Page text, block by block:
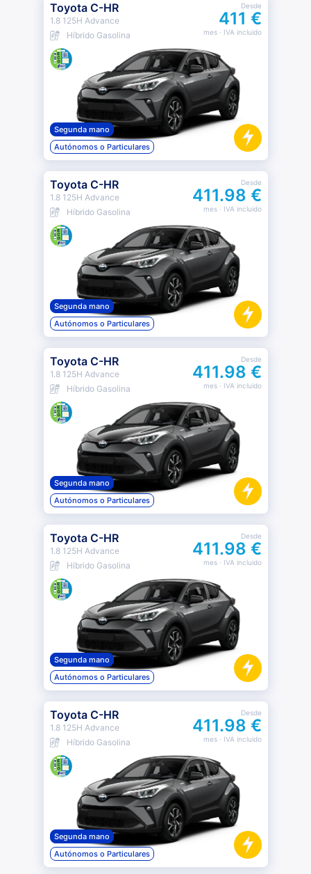
Toyota C-HR
1.8 125H Advance
Híbrido Gasolina
Desde
411 €
mes· IVA incluido
Segunda mano
Autónomos o Particulares
Toyota C-HR
1.8 125H Advance
Híbrido Gasolina
Desde
411.98 €
mes· IVA incluido
Segunda mano
Autónomos o Particulares
Toyota C-HR
1.8 125H Advance
Híbrido Gasolina
Desde
411.98 €
mes· IVA incluido
Segunda mano
Autónomos o Particulares
Toyota C-HR
1.8 125H Advance
Híbrido Gasolina
Desde
411.98 €
mes· IVA incluido
Segunda mano
Autónomos o Particulares
Toyota C-HR
1.8 125H Advance
Híbrido Gasolina
Desde
411.98 €
mes· IVA incluido
Segunda mano
Autónomos o Particulares